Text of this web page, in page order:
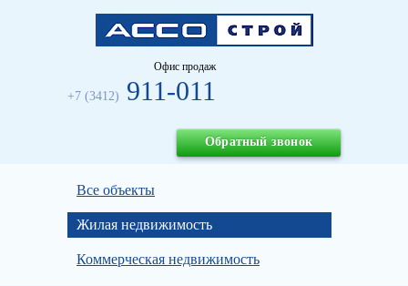
Офис продаж
+7 (3412) 911-011
Обратный звонок
Все объекты
Жилая недвижимость
Коммерческая недвижимость